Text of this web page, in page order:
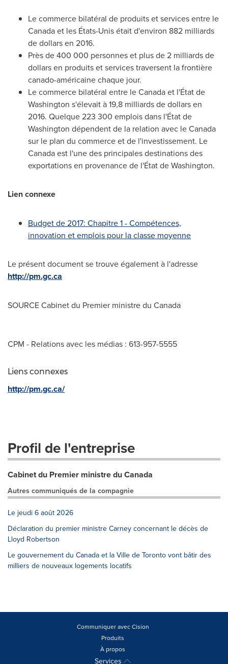
Le commerce bilatéral de produits et services entre le
Canada et les États-Unis était d'environ 882 milliards
de dollars en 2016.
Près de 400 000 personnes et plus de 2 milliards de
dollars en produits et services traversent la frontière
canado-américaine chaque jour.
Le commerce bilatéral entre le Canada et l'État de
Washington s'élevait à 19,8 milliards de dollars en
2016. Quelque 223 300 emplois dans l'État de
Washington dépendent de la relation avec le Canada
sur le plan du commerce et de l'investissement. Le
Canadaest l'une des principales destinations des
exportations en provenance de l'État deWashington.
Lien connexe
Budget de 2017: Chapitre 1 - Compétences,
innovation et emplois pour la classe moyenne
Le présent document se trouve également à l'adresse
http://pm.gc.ca
SOURCE Cabinet du Premier ministre du Canada
CPM - Relations avec les médias : 613-957-5555
Liens connexes
http://pm.gc.ca/
Profil de l'entreprise
Cabinet du Premier ministre du Canada
Autres communiqués de la compagnie
Le jeudi 6 août 2026
Déclaration du premier ministre Carney concernant le décès de
Lloyd Robertson
Le gouvernement du Canada et la Ville de Toronto vont bâtir des
milliers de nouveaux logements locatifs
Communiquer avec Cision
Produits
À propos
Services